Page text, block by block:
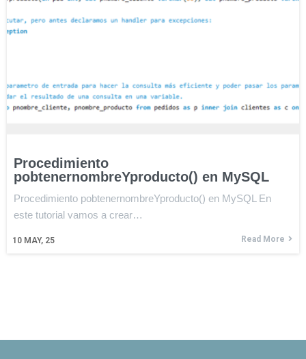
Procedimiento
pobtenernombreYproducto() en MySQL
10 MAY, 25
Procedimiento pobtenernombreYproducto() en MySQL En
este tutorial vamos a crear…
Read More